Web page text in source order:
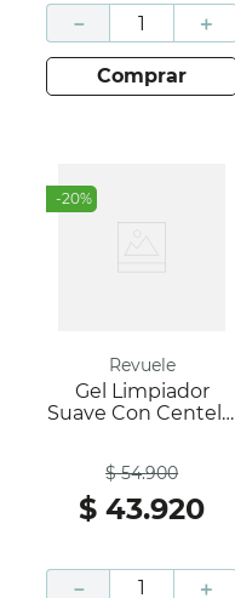
＋
－
comprar
-20%
Revuele
Gel Limpiador
Suave Con Centella
$ 54.900
$ 43.920
＋
－